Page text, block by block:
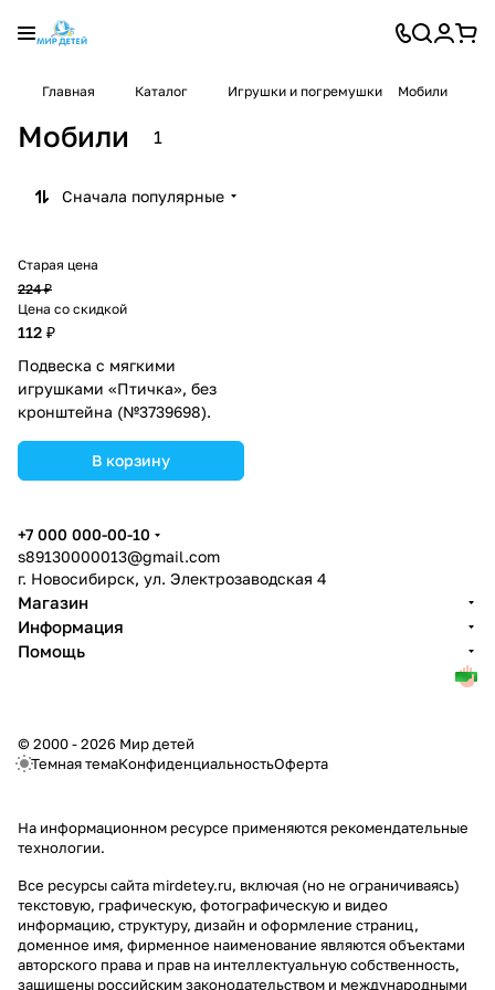
Главная Каталог Игрушки и погремушки Мобили
Мобили 1
Сначала популярные
Старая цена
224 ₽
Цена со скидкой
112 ₽
Подвеска с мягкими
игрушками «Птичка», без
кронштейна (№3739698).
В корзину
+7 000 000-00-10
s89130000013@gmail.com
г. Новосибирск, ул. Электрозаводская 4
Магазин
Информация
Помощь
© 2000 - 2026 Мир детей
Темная темаКонфиденциальностьОферта
На информационном ресурсе применяются рекомендательные
технологии.
Все ресурсы сайта mirdetey.ru, включая (но не ограничиваясь)
текстовую, графическую, фотографическую и видео
информацию, структуру, дизайн и оформление страниц,
доменное имя, фирменное наименование являются объектами
авторского права и прав на интеллектуальную собственность,
защищены российским законодательством и международными